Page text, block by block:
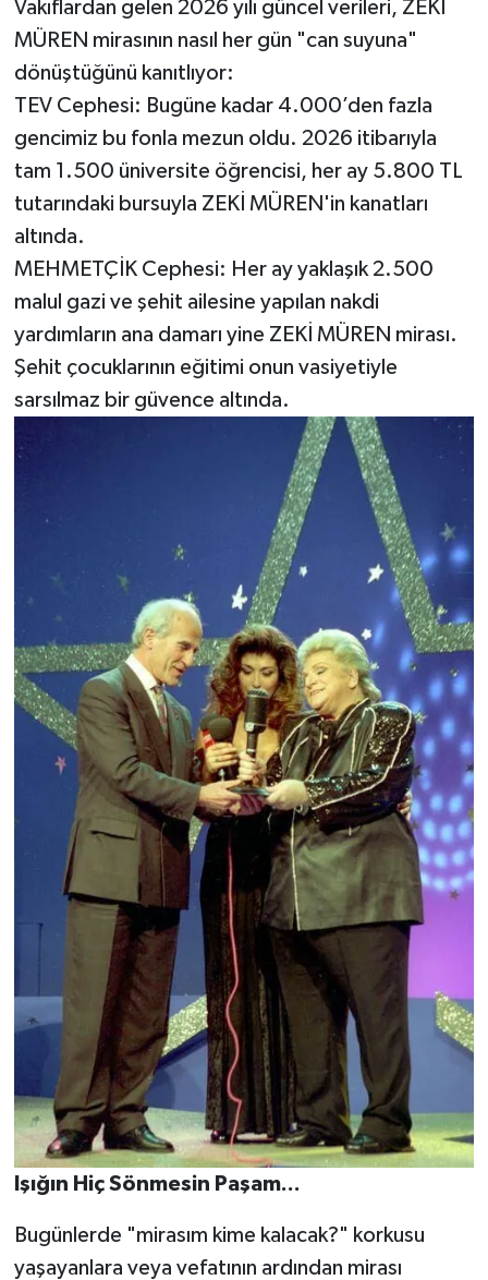
Vakıflardan gelen 2026 yılı güncel verileri, ZEKİ
MÜREN mirasının nasıl her gün "can suyuna"
dönüştüğünü kanıtlıyor:
​TEV Cephesi: Bugüne kadar 4.000’den fazla
gencimiz bu fonla mezun oldu. 2026 itibarıyla
tam 1.500 üniversite öğrencisi, her ay 5.800 TL
tutarındaki bursuyla ZEKİ MÜREN'in kanatları
altında.
​MEHMETÇİK Cephesi: Her ay yaklaşık 2.500
malul gazi ve şehit ailesine yapılan nakdi
yardımların ana damarı yine ZEKİ MÜREN mirası.
Şehit çocuklarının eğitimi onun vasiyetiyle
sarsılmaz bir güvence altında.
Işığın Hiç Sönmesin Paşam...
​Bugünlerde "mirasım kime kalacak?" korkusu
yaşayanlara veya vefatının ardından mirası